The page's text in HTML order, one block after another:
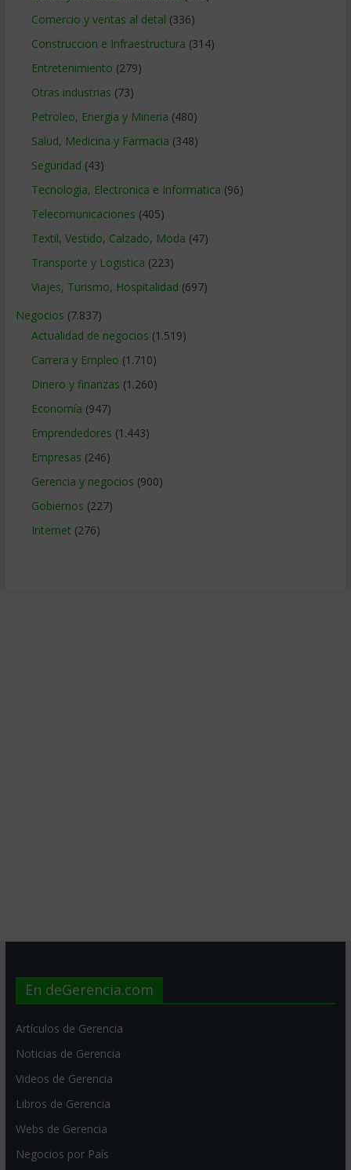
Comercio y ventas al detal (336)
Construccion e Infraestructura (314)
Entretenimiento (279)
Otras industrias (73)
Petroleo, Energia y Mineria (480)
Salud, Medicina y Farmacia (348)
Seguridad (43)
Tecnologia, Electronica e Informatica (96)
Telecomunicaciones (405)
Textil, Vestido, Calzado, Moda (47)
Transporte y Logistica (223)
Viajes, Turismo, Hospitalidad (697)
Negocios (7.837)
Actualidad de negocios (1.519)
Carrera y Empleo (1.710)
Dinero y finanzas (1.260)
Economía (947)
Emprendedores (1.443)
Empresas (246)
Gerencia y negocios (900)
Gobiernos (227)
Internet (276)
En deGerencia.com
Artículos de Gerencia
Noticias de Gerencia
Videos de Gerencia
Libros de Gerencia
Webs de Gerencia
Negocios por País